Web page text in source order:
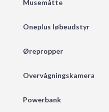
Musemåtte
Oneplus løbeudstyr
Ørepropper
Overvågningskamera
Powerbank